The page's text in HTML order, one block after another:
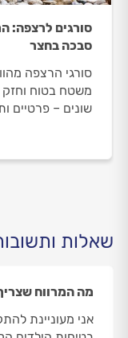
סורגים לרצפה:
סבכה בחצר
סורגי הרצפה
משטח בטוח
שונים – פרטיים
שאלות
מה המרווח
אני מעוניינת